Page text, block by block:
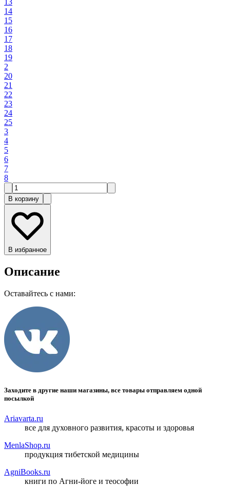
14
15
16
17
18
19
2
20
21
22
23
24
25
3
4
5
6
7
8
В корзину
В избранное
Описание
Оставайтесь с нами:
Заходите в другие наши магазины, все товары отправляем одной
посылкой
Ariavarta.ru
все для духовного развития, красоты и здоровья
MenlaShop.ru
продукция тибетской медицины
AgniBooks.ru
книги по Агни-йоге и теософии